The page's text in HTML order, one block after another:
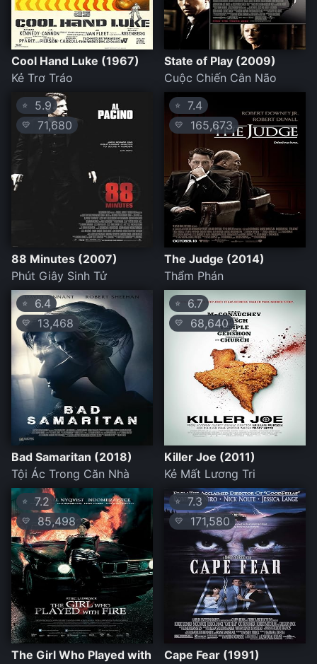
Cool Hand Luke (1967)
Kẻ Trơ Tráo
State of Play (2009)
Cuộc Chiến Cân Não
⭐ 5.9
💛 71,680
88 Minutes (2007)
Phút Giây Sinh Tử
⭐ 7.4
💛 165,673
The Judge (2014)
Thẩm Phán
⭐ 6.4
💛 13,468
Bad Samaritan (2018)
Tội Ác Trong Căn Nhà
⭐ 6.7
💛 68,640
Killer Joe (2011)
Kẻ Mất Lương Tri
⭐ 7.2
💛 85,498
The Girl Who Played with
⭐ 7.3
💛 171,580
Cape Fear (1991)